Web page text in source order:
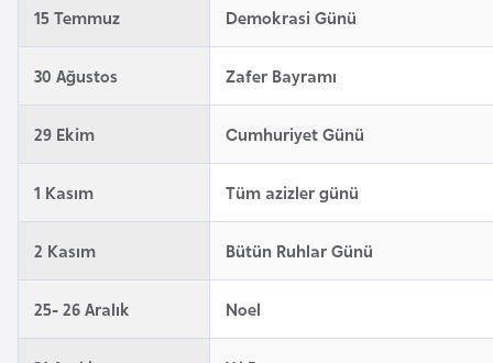
15 Temmuz Demokrasi Günü
30 Ağustos Zafer Bayramı
29 Ekim Cumhuriyet Günü
1 Kasım Tüm azizler günü
2 Kasım Bütün Ruhlar Günü
25- 26 Aralık Noel
B
e
l
ç
i
k
a
B
e
n